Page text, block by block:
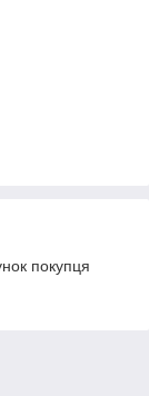
покупця